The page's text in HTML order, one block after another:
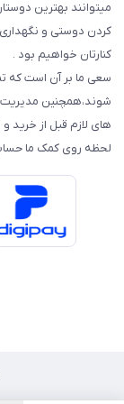
میتوانند بهترین
کردن دوستی و
کنارتان خواهیم بود .
سعی ما بر آن است که
شوند،همچنین مدیریت
های لازم قبل از خرید
لحظه روی کمک ما